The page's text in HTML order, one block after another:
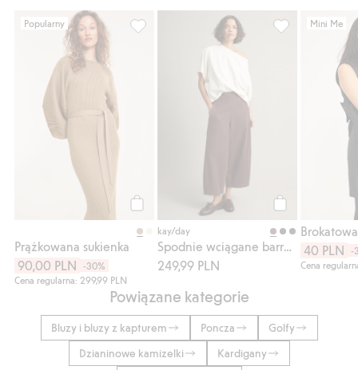
Popularny
Prążkowana sukienka
90,00 PLN
-30%
Cena regularna: 299,99 PLN
Prążkowana sukienka, Dodaj do listy
kay/day
249,99 PLN
Spodnie
Mini Me
40 PLN
-
Cena
Powiązane kategorie
Bluzy i bluzy z kapturem Poncza
Golfy
Dzianinowe kamizelki
Kardigany